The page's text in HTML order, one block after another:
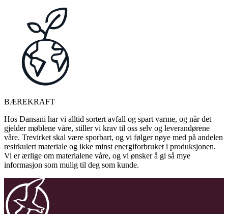
BÆREKRAFT
Hos Dansani har vi alltid sortert avfall og spart varme, og når det
gjelder møblene våre, stiller vi krav til oss selv og leverandørene
våre. Trevirket skal være sporbart, og vi følger nøye med på andelen
resirkulert materiale og ikke minst energiforbruket i produksjonen.
Vi er ærlige om materialene våre, og vi ønsker å gi så mye
informasjon som mulig til deg som kunde.